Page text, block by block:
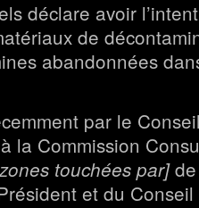
déclare avoir
de
abandonnées
par le
la Commission
touchées par]de
et du